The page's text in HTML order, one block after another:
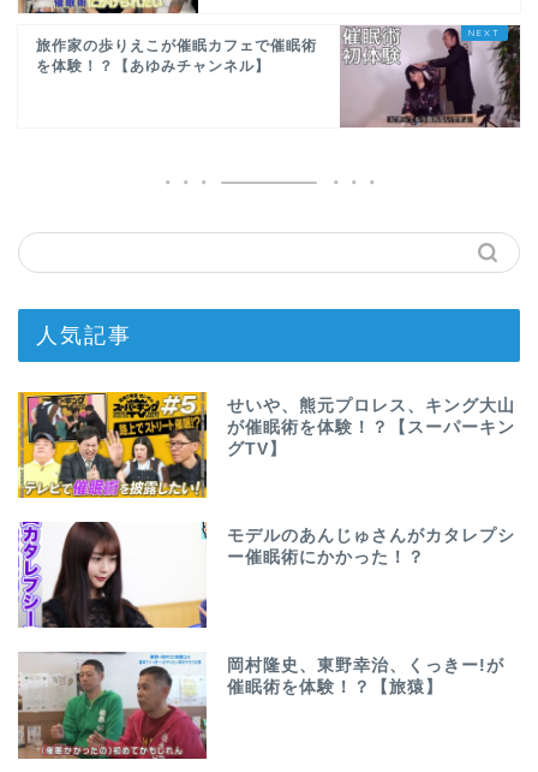
旅作家の歩りえこが催眠カフェで催眠術
を体験！？【あゆみチャンネル】
人気記事
せいや、熊元プロレス、キング大山
が催眠術を体験！？【スーパーキン
グTV】
モデルのあんじゅさんがカタレプシ
ー催眠術にかかった！？
岡村隆史、東野幸治、くっきー!が
催眠術を体験！？【旅猿】